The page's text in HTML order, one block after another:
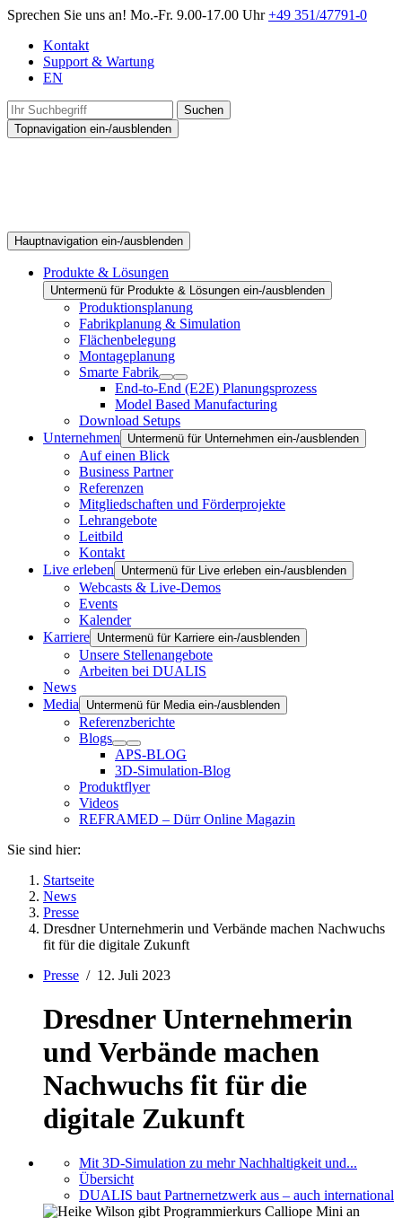
Sprechen Sie uns an! Mo.-Fr. 9.00-17.00 Uhr +49 351/47791-0
Kontakt
Support & Wartung
EN
Suchen
Topnavigation ein-/ausblenden
Hauptnavigation ein-/ausblenden
Produkte & Lösungen
Untermenü für Produkte & Lösungen ein-/ausblenden
Produktionsplanung
Fabrikplanung & Simulation
Flächenbelegung
Montageplanung
Smarte Fabrik
End-to-End (E2E) Planungsprozess
Model Based Manufacturing
Download Setups
Unternehmen
Untermenü für Unternehmen ein-/ausblenden
Auf einen Blick
Business Partner
Referenzen
Mitgliedschaften und Förderprojekte
Lehrangebote
Leitbild
Kontakt
Live erleben
Untermenü für Live erleben ein-/ausblenden
Webcasts & Live-Demos
Events
Kalender
Karriere Untermenü für Karriere ein-/ausblenden
Unsere Stellenangebote
Arbeiten bei DUALIS
News
Media
Untermenü für Media ein-/ausblenden
Referenzberichte
Blogs
APS-BLOG
3D-Simulation-Blog
Produktflyer
Videos
REFRAMED – Dürr Online Magazin
Sie sind hier:
Startseite
News
Presse
Dresdner Unternehmerin und Verbände machen Nachwuchs
fit für die digitale Zukunft
Presse / 12. Juli 2023
Dresdner Unternehmerin
und Verbände machen
Nachwuchs fit für die
digitale Zukunft
Mit 3D-Simulation zu mehr Nachhaltigkeit und...
Übersicht
DUALIS baut Partnernetzwerk aus – auch international